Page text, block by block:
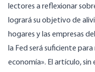
lectores a reflexionar
logrará su objetivo de
hogares y las empresas
la Fed será suficiente
economía». El artículo,